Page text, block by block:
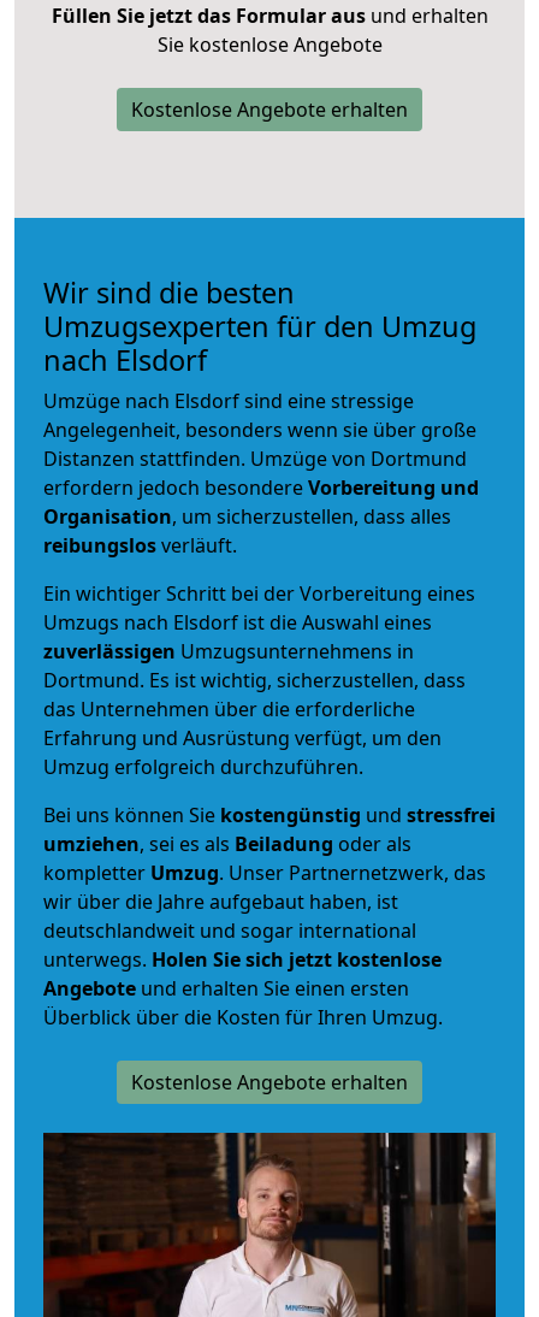
Füllen Sie jetzt das Formular ausund erhalten
Sie kostenlose Angebote
Kostenlose Angebote erhalten
Wir sind die besten
Umzugsexperten für den Umzug
nach Elsdorf
Umzüge nach Elsdorf sind eine stressige
Angelegenheit, besonders wenn sie über große
Distanzen stattfinden. Umzüge von Dortmund
erfordern jedoch besondereVorbereitung und
Organisation, um sicherzustellen, dass alles
reibungslosverläuft.
Ein wichtiger Schritt bei der Vorbereitung eines
Umzugs nach Elsdorf ist die Auswahl eines
zuverlässigen Umzugsunternehmens in
Dortmund. Es ist wichtig, sicherzustellen, dass
das Unternehmen über die erforderliche
Erfahrung und Ausrüstung verfügt, um den
Umzug erfolgreich durchzuführen.
Bei uns können Sie kostengünstig und stressfrei
umziehen, sei es als Beiladung oder als
kompletter Umzug. Unser Partnernetzwerk, das
wir über die Jahre aufgebaut haben, ist
deutschlandweit und sogar international
unterwegs. Holen Sie sich jetzt kostenlose
Angebote und erhalten Sie einen ersten
Überblick über die Kosten für Ihren Umzug.
Kostenlose Angebote erhalten